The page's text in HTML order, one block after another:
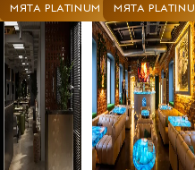
МЯТА PLATINUM МЯТА